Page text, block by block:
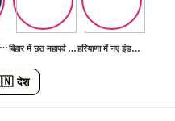
भारत G20 की अगली बैठक की तैयारी में बिहार में छठ महापर्व की तैयारियां शुरू हरियाणा में नए इंडस्ट्रियल पार्क का निर्माण
देश